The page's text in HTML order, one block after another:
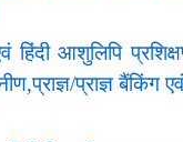
हिंदी आशुलिपि
प्राज्ञ बैंकिंग एवं